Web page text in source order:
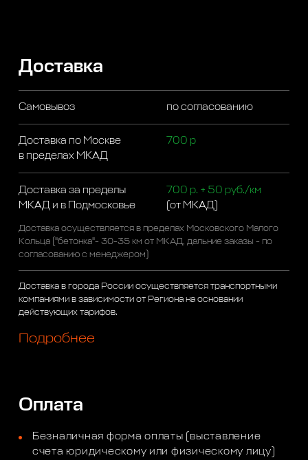
Доставка
Самовывоз по согласованию
Доставка по Москве
в пределах МКАД
700 р
Доставка за пределы
МКАД и в Подмосковье
700 р. + 50 руб./км
(от МКАД)
Доставка осуществляется в пределах Московского Малого
Кольца ("бетонка"- 30-35 км от МКАД, дальние заказы - по
согласованию с менеджером)
Доставка в города России осуществляется транспортными
компаниями в зависимости от Региона на основании
действующих тарифов.
Подробнее
Оплата
Безналичная форма оплаты (выставление
счета юридическому или физическому лицу)